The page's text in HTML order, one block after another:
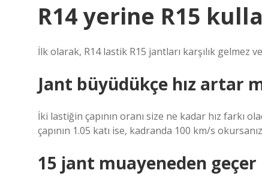
R14 yerine R15
İlk olarak, R14 lastik R15 jantları karşılık
Jant büyüdükçe hız artar
İki lastiğin çapının oranı size ne kadar hız farkı
çapının 1.05 katı ise, kadranda 100 km/s
15 jant muayeneden geçer